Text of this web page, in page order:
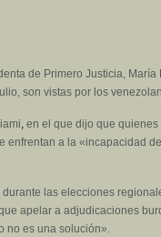
de Primero Justicia,
son vistas por los
, en el que dijo que
enfrentan a la «incapacidad
las elecciones
apelar a adjudicaciones
no es una solución».